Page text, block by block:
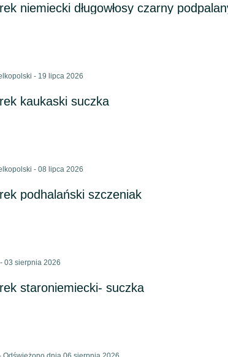
niemiecki długowłosy czarny
- 19 lipca 2026
kaukaski suczka
- 08 lipca 2026
podhalański szczeniak
03 sierpnia 2026
staroniemiecki- suczka